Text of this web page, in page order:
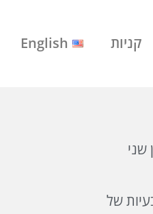
קניות English
שני
של